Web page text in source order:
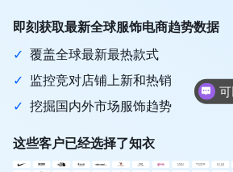
即刻获取最新全球服饰电商趋势数据
✓ 覆盖全球最新最热款式
✓ 监控竞对店铺上新和热销
✓ 挖掘国内外市场服饰趋势
这些客户已经选择了知衣